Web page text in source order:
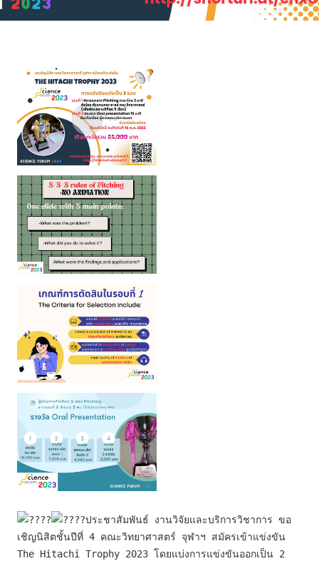
ประชาสัมพันธ์ งานวิจัยและบริการวิชาการ ขอ
เชิญนิสิตชั้นปีที่ 4 คณะวิทยาศาสตร์ จุฬาฯ สมัครเข้าแข่งขัน
The Hitachi Trophy 2023 โดยแบ่งการแข่งขันออกเป็น 2